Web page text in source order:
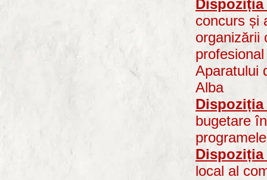
Dispoziția
concurs și
organizării
Aparatului
Alba
Dispoziția
bugetare
Dispoziția
local al